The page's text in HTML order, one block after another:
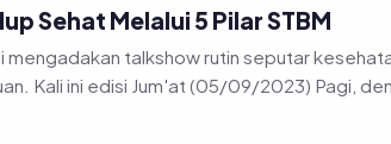
Sehat Melalui 5 Pilar STBM
mengadakan talkshow rutin seputar
Kali ini edisi Jum'at (05/09/2023) Pagi,